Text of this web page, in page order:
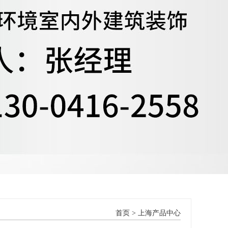
首页 > 上海产品中心